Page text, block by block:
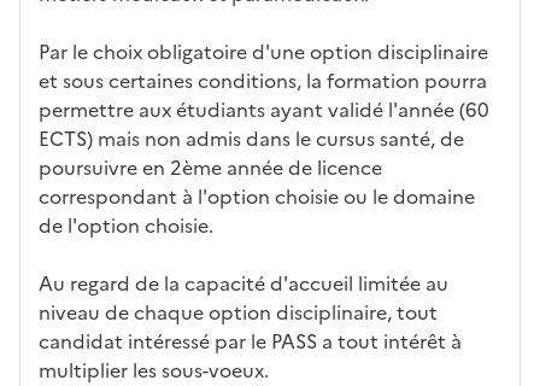
o
n
e
d
é
r
a
n
Par le choix obligatoire d'une option disciplinaire
et sous certaines conditions, la formation pourra
permettre aux étudiants ayant validé l'année (60
ECTS) mais non admis dans le cursus santé, de
poursuivre en 2ème année de licence
correspondant à l'option choisie ou le domaine
de l'option choisie.
Au regard de la capacité d'accueil limitée au
niveau de chaque option disciplinaire, tout
candidat intéressé par le PASS a tout intérêt à
multiplier les sous-voeux.